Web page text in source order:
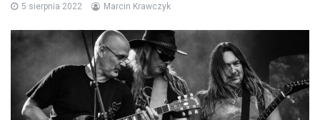
5 sierpnia 2022 Marcin Krawczyk